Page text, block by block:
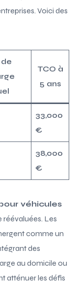
Voici des
TCO à
5 ans
33,000
€
38,000
€
véhicules
Les
comme un
des
au domicile ou
atténuer les défis